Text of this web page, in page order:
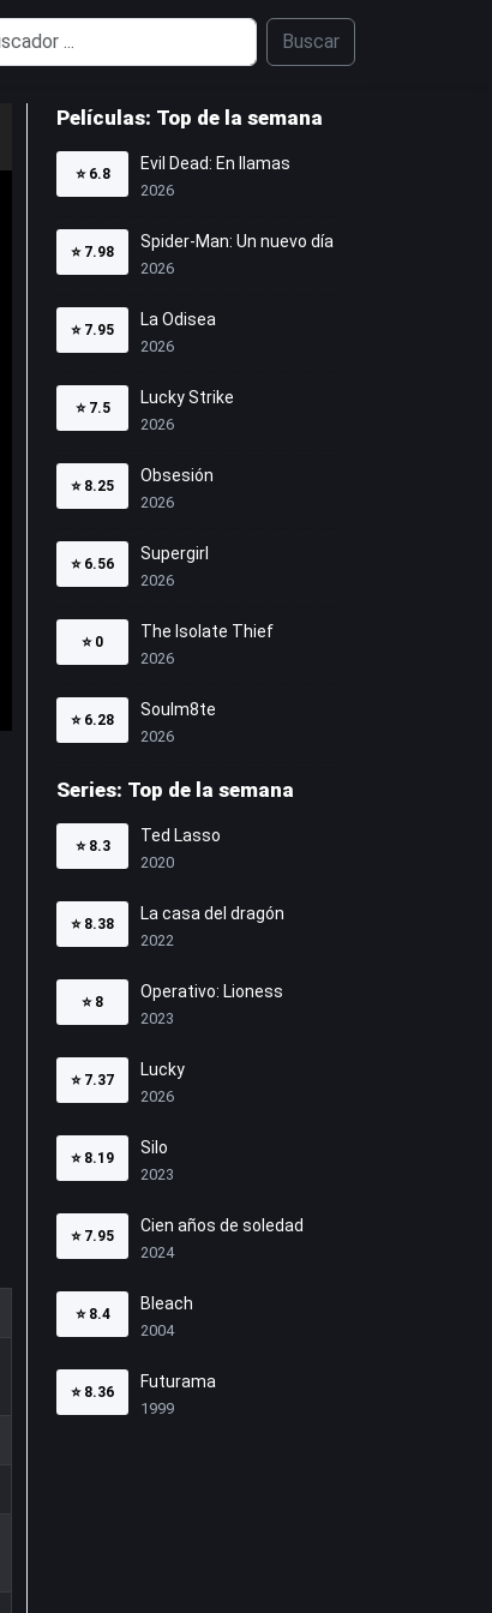
Buscar
Películas: Top de la semana
⭐ 6.8
Evil Dead: En llamas
2026
⭐ 7.98
Spider-Man: Un nuevo día
2026
⭐ 7.95
La Odisea
2026
⭐ 7.5
Lucky Strike
2026
⭐ 8.25
Obsesión
2026
⭐ 6.56
Supergirl
2026
⭐ 0
The Isolate Thief
2026
⭐ 6.28
Soulm8te
2026
Series: Top de la semana
⭐ 8.3
Ted Lasso
2020
⭐ 8.38
La casa del dragón
2022
⭐ 8
Operativo: Lioness
2023
⭐ 7.37
Lucky
2026
⭐ 8.19
Silo
2023
⭐ 7.95
Cien años de soledad
2024
⭐ 8.4
Bleach
2004
⭐ 8.36
Futurama
1999